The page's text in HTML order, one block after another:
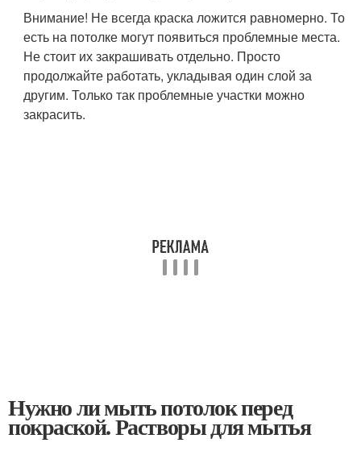
Внимание! Не всегда краска ложится равномерно. То
есть на потолке могут появиться проблемные места.
Не стоит их закрашивать отдельно. Просто
продолжайте работать, укладывая один слой за
другим. Только так проблемные участки можно
закрасить.
Нужно ли мыть потолок перед
покраской. Растворы для мытья